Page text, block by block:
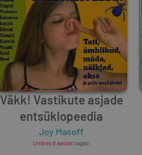
Väkk! Vastikute asjade
entsüklopeedia
Joy Masoff
Umbes 6 aastattagasi